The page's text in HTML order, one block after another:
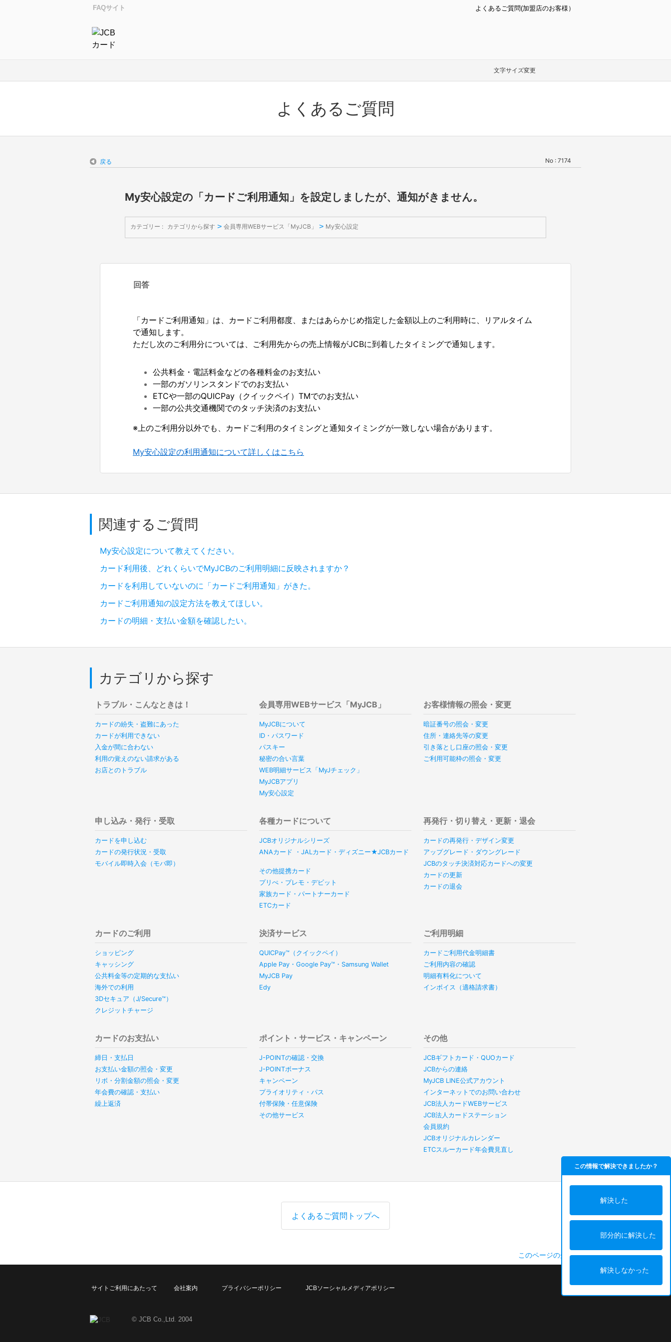
FAQサイト よくあるご質問(加盟店のお客様）
文字サイズ変更
よくあるご質問
戻る No : 7174
My安心設定の「カードご利用通知」を設定しましたが、通知がきません。
カテゴリー : カテゴリから探す > 会員専用WEBサービス「MyJCB」 > My安心設定
回答
「カードご利用通知」は、カードご利用都度、またはあらかじめ指定した金額以上のご利用時に、リアルタイム
で通知します。
ただし次のご利用分については、ご利用先からの売上情報がJCBに到着したタイミングで通知します。
公共料金・電話料金などの各種料金のお支払い
一部のガソリンスタンドでのお支払い
ETCや一部のQUICPay（クイックペイ）TMでのお支払い
一部の公共交通機関でのタッチ決済のお支払い
※上のご利用分以外でも、カードご利用のタイミングと通知タイミングが一致しない場合があります。
My安心設定の利用通知について詳しくはこちら
関連するご質問
My安心設定について教えてください。
カード利用後、どれくらいでMyJCBのご利用明細に反映されますか？
カードを利用していないのに「カードご利用通知」がきた。
カードご利用通知の設定方法を教えてほしい。
カードの明細・支払い金額を確認したい。
カテゴリから探す
トラブル・こんなときは！
カードの紛失・盗難にあった
カードが利用できない
入金が間に合わない
利用の覚えのない請求がある
お店とのトラブル
会員専用WEBサービス「MyJCB」
MyJCBについて
ID・パスワード
パスキー
秘密の合い言葉
WEB明細サービス「MyJチェック」
MyJCBアプリ
My安心設定
お客様情報の照会・変更
暗証番号の照会・変更
住所・連絡先等の変更
引き落とし口座の照会・変更
ご利用可能枠の照会・変更
申し込み・発行・受取
カードを申し込む
カードの発行状況・受取
モバイル即時入会（モバ即）
各種カードについて
JCBオリジナルシリーズ
ANAカード ・JALカード・ディズニー★JCBカード
その他提携カード
プリぺ・プレモ・デビット
家族カード・パートナーカード
ETCカード
再発行・切り替え・更新・退会
カードの再発行・デザイン変更
アップグレード・ダウングレード
JCBのタッチ決済対応カードへの変更
カードの更新
カードの退会
カードのご利用
ショッピング
キャッシング
公共料金等の定期的な支払い
海外での利用
3Dセキュア（J/Secure™）
クレジットチャージ
決済サービス
QUICPay™（クイックペイ）
Apple Pay・Google Pay™・Samsung Wallet
MyJCB Pay
Edy
ご利用明細
カードご利用代金明細書
ご利用内容の確認
明細有料化について
インボイス（適格請求書）
カードのお支払い
締日・支払日
お支払い金額の照会・変更
リボ・分割金額の照会・変更
年会費の確認・支払い
繰上返済
ポイント・サービス・キャンペーン
J-POINTの確認・交換
J-POINTボーナス
キャンペーン
プライオリティ・パス
付帯保険・任意保険
その他サービス
その他
JCBギフトカード・QUOカード
JCBからの連絡
MyJCB LINE公式アカウント
インターネットでのお問い合わせ
JCB法人カードWEBサービス
JCB法人カードステーション
会員規約
JCBオリジナルカレンダー
ETCスルーカード年会費見直し
よくあるご質問トップへ
この情報で解決できましたか？
解決した
部分的に解決した
解決しなかった
このページの先頭へ
サイトご利用にあたって 会社案内 プライバシーポリシー JCBソーシャルメディアポリシー
© JCB Co.,Ltd. 2004